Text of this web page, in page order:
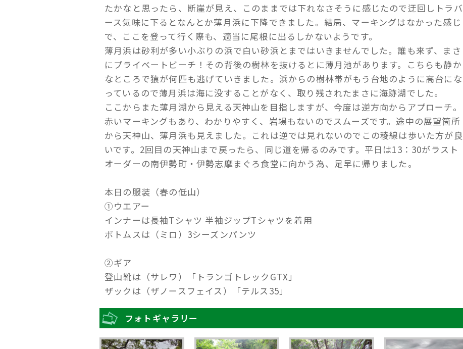
たかなと思ったら、断崖が見え、このままでは下れなさそうに感じたので迂回しトラバ
ース気味に下るとなんとか薄月浜に下降できました。結局、マーキングはなかった感じ
で、ここを登って行く際も、適当に尾根に出るしかないようです。
薄月浜は砂利が多い小ぶりの浜で白い砂浜とまではいきませんでした。誰も来ず、まさ
にプライベートビーチ！その背後の樹林を抜けるとに薄月池があります。こちらも静か
なところで猿が何匹も逃げていきました。浜からの樹林帯がもう台地のように高台にな
っているので薄月浜は海に没することがなく、取り残されたまさに海跡湖でした。
ここからまた薄月湖から見える天神山を目指しますが、今度は逆方向からアプローチ。
赤いマーキングもあり、わかりやすく、岩場もないのでスムーズです。途中の展望箇所
から天神山、薄月浜も見えました。これは逆では見れないのでこの稜線は歩いた方が良
いです。2回目の天神山まで戻ったら、同じ道を帰るのみです。平日は13：30がラスト
オーダーの南伊勢町・伊勢志摩まぐろ食堂に向かう為、足早に帰りました。
本日の服装（春の低山）
①ウエアー
インナーは長袖Tシャツ 半袖ジップTシャツを着用
ボトムスは（ミロ）3シーズンパンツ
②ギア
登山靴は（サレワ）「トランゴトレックGTX」
ザックは（ザノースフェイス）「テルス35」
フォトギャラリー